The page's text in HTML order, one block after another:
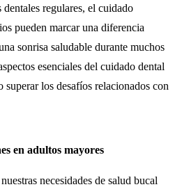
regulares, el cuidado
pueden marcar una diferencia
sonrisa saludable durante muchos
esenciales del cuidado dental
superar los desafíos relacionados con
en adultos mayores
necesidades de salud bucal